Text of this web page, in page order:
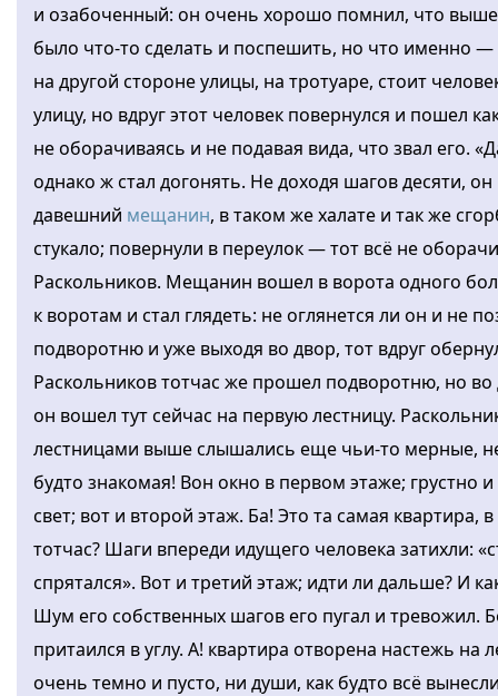
и озабоченный: он очень хорошо помнил, что
было что-то сделать и поспешить, но что именно —
на другой стороне улицы, на тротуаре, стоит
улицу, но вдруг этот человек повернулся и пошел
не оборачиваясь и не подавая вида, что звал его.
однако ж стал догонять. Не доходя шагов десяти,
давешний мещанин, в таком же халате и так же
стукало; повернули в переулок — тот всё не
Раскольников. Мещанин вошел в ворота одного
к воротам и стал глядеть: не оглянется ли он и не
подворотню и уже выходя во двор, тот вдруг
Раскольников тотчас же прошел подворотню, но
он вошел тут сейчас на первую лестницу.
лестницами выше слышались еще чьи-то мерные,
будто знакомая! Вон окно в первом этаже; грустно
свет; вот и второй этаж. Ба! Это та самая
тотчас? Шаги впереди идущего человека затихли:
спрятался». Вот и третий этаж; идти ли дальше? И
Шум его собственных шагов его пугал и тревожил.
притаился в углу. А! квартира отворена настежь
очень темно и пусто, ни души, как будто всё